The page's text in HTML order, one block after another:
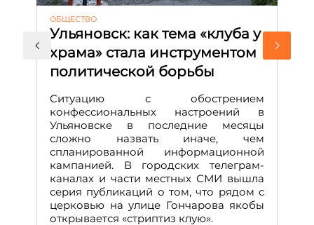
ОБЩЕСТВО
Ульяновск: как тема «клуба у
храма» стала инструментом
политической борьбы
Ситуацию с обострением
конфессиональных настроений в
Ульяновске в последние месяцы
сложно назвать иначе, чем
спланированной информационной
кампанией. В городских телеграм-
каналах и части местных СМИ вышла
серия публикаций о том, что рядом с
церковью на улице Гончарова якобы
открывается «стриптиз клую».